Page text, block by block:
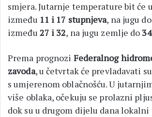
smjera. Jutarnje temperature bit će
između 11 i 17 stupnjeva, na jugu
između 27 i 32, na jugu zemlje do
Prema prognozi Federalnog
zavoda, u četvrtak će prevladavati
s umjerenom oblačnošću. U
više oblaka, očekuju se prolazni
dok su u drugom dijelu dana